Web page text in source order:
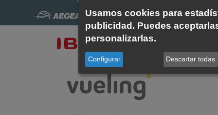
Usamos cookies para
publicidad. Puedes
personalizarlas.
Configurar Descartar todas